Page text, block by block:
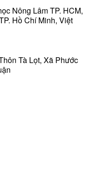
Nông Lâm TP. HCM,
Hồ Chí Minh, Việt
Tà Lọt, Xã Phước